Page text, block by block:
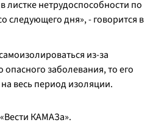
листке нетрудоспособности по
следующего дня», - говорится в
из-за
опасного заболевания, то его
весь период изоляции.
КАМАЗа».